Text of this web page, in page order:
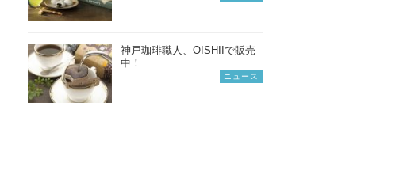
神戸珈琲職人、OISHIIで販売
中！
ニュース